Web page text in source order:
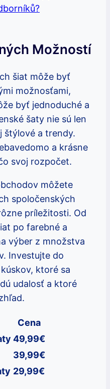
Možností
šiat môže byť
možnosťami,
byť jednoduché a
šaty nie sú len
štýlové a trendy.
a krásne
svoj rozpočet.
môžete
spoločenských
príležitosti. Od
po farebné a
výber z množstva
Investujte do
ktoré sa
udalosť a ktoré
Cena
49,99€
39,99€
29,99€